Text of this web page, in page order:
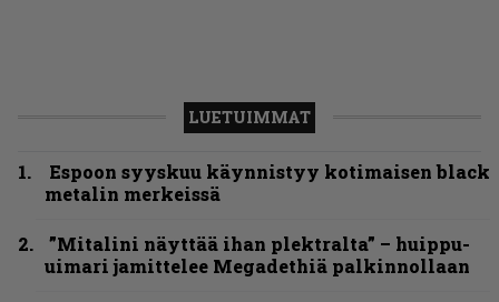
LUETUIMMAT
Espoon syyskuu käynnistyy kotimaisen black
metalin merkeissä
”Mitalini näyttää ihan plektralta” – huippu-
uimari jamittelee Megadethiä palkinnollaan